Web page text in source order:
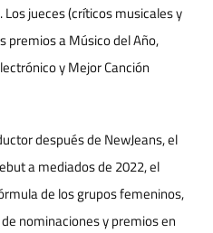
jueces (críticos musicales y
premios a Músico del Año,
y Mejor Canción
después de NewJeans, el
a mediados de 2022, el
de los grupos femeninos,
nominaciones y premios en